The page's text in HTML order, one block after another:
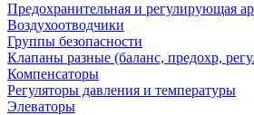
Предохранительная и регулирующая
Воздухоотводчики
Группы безопасности
Клапаны разные (баланс, предохр,
Компенсаторы
Регуляторы давления и температуры
Элеваторы